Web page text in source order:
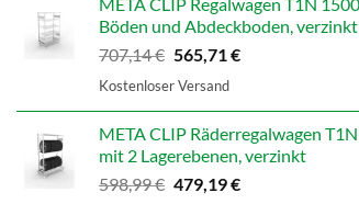
Böden und Abdeckboden, verzinkt
707,14€ Ursprünglicher
Preis
565,71€Aktueller
Kostenloser Versand
META CLIP Räderregalwagen
mit 2 Lagerebenen, verzinkt
598,99€ Ursprünglicher
479,19€Aktueller